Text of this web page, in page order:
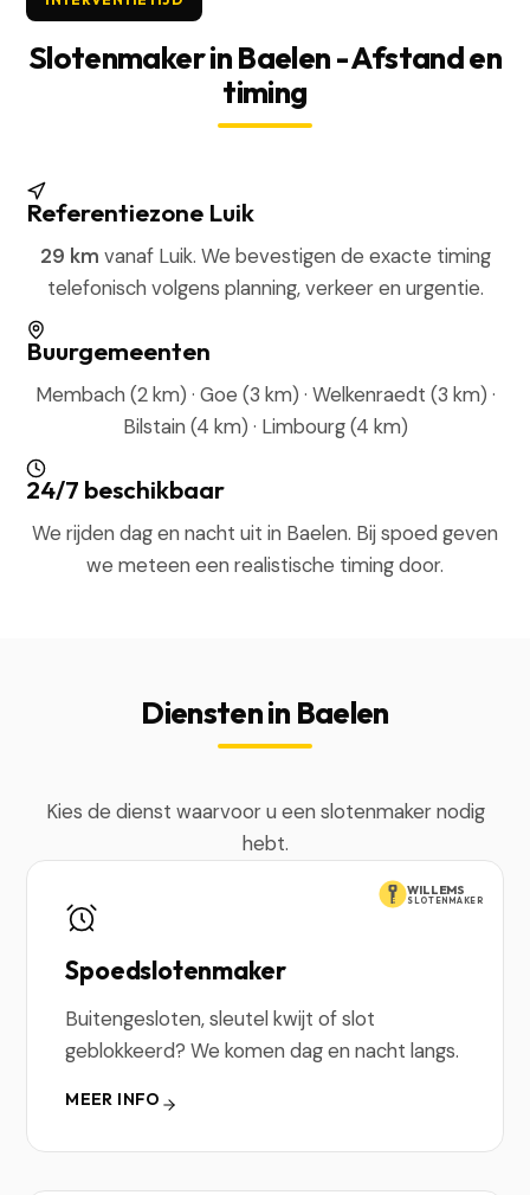
Slotenmaker in Baelen - Afstand en
timing
Referentiezone Luik
29 km vanaf Luik. We bevestigen de exacte timing
telefonisch volgens planning, verkeer en urgentie.
Buurgemeenten
Membach (2 km) · Goe (3 km) · Welkenraedt (3 km) ·
Bilstain (4 km) · Limbourg (4 km)
24/7 beschikbaar
We rijden dag en nacht uit in Baelen. Bij spoed geven
we meteen een realistische timing door.
Diensten in Baelen
Kies de dienst waarvoor u een slotenmaker nodig
hebt.
WILLEMS
SLOTENMAKER
Spoedslotenmaker
Buitengesloten, sleutel kwijt of slot
geblokkeerd? We komen dag en nacht langs.
MEER INFO